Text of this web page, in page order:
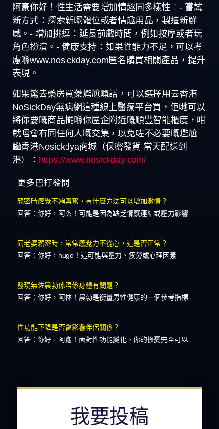
阿豪你好！性生活需要增加情趣同多樣性：- 嘗試
新方式：探索新嘅體位或者情趣用品，製造新鮮
感。- 增加挑逗：延長前戲時間，例如按摩或者玩
角色扮演。- 健康支持：如果性能力不足，可以考
慮喺www.nosickday.com匿名購買相關產品，提升
表現。
如果驚去藥房買藥尷尬嘅話，可以選擇用去香港
NoSickDay無病網這種線上醫療平台買，佢哋可以
將你要嘅商品擺喺你屋企附近嘅順豐智能櫃度，咁
就唔會有同任何人嘅交集，以免咗不必要嘅尷尬
🛍️香港Nosickdya商城（保密發貨 當天配送到
港）： https://www.nosickday.com/
更多巴打發問
親密時感覺不夠興奮，有什麼方法可以增加激情？
回答：你好，阿杰！可能是因為缺乏情感連結或壓力影響
同老婆親密時，常常感覺力不從心，這是否正常？
回答：你好，hugo！這可能與壓力、疲勞或心理因素
發現無佐晨勃係唔係身體有問題？
回答：你好，阿林！晨勃是衡量男性健康的一個參考指標
性功能下降是否會影響伴侶關係？
回答：你好，阿鑫！面對性功能變化，你的擔憂完全可以
我要投稿